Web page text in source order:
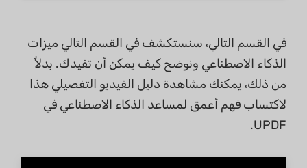
في القسم التالي، سنستكشف في القسم التالي ميزات
الذكاء الاصطناعي ونوضح كيف يمكن أن تفيدك. بدلاً
من ذلك، يمكنك مشاهدة دليل الفيديو التفصيلي هذا
لاكتساب فهم أعمق لمساعد الذكاء الاصطناعي في
UPDF.